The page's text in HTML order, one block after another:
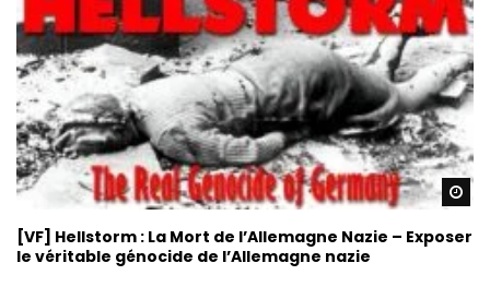
[VF] Hellstorm : La Mort de l’Allemagne Nazie – Exposer
le véritable génocide de l’Allemagne nazie